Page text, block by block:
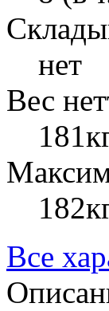
нет
Вес
Все